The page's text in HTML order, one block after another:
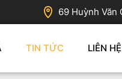
69 Huỳnh Văn
TIN TỨC LIÊN HỆ